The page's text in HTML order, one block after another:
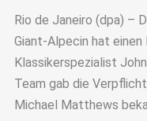
Suche
Rio de Janeiro (dpa) –
Giant-Alpecin hat
Klassikerspezialist
Team gab die
Michael Matthews